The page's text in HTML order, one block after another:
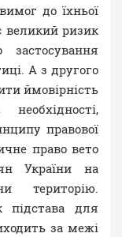
до їхньої
великий ризик
застосування
А з другого
ймовірність
правової
право вето
України на
територію.
підстава для
за межі